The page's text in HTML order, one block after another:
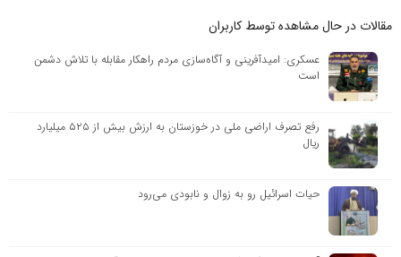
مقالات در حال مشاهده توسط کاربران
عسکری: امیدآفرینی و آگاه‌سازی مردم راهکار مقابله با تلاش دشمن
است
رفع تصرف اراضی ملی در خوزستان به ارزش بیش از ۵۲۵ میلیارد
ریال
حیات اسرائیل رو به زوال و نابودی می‌رود